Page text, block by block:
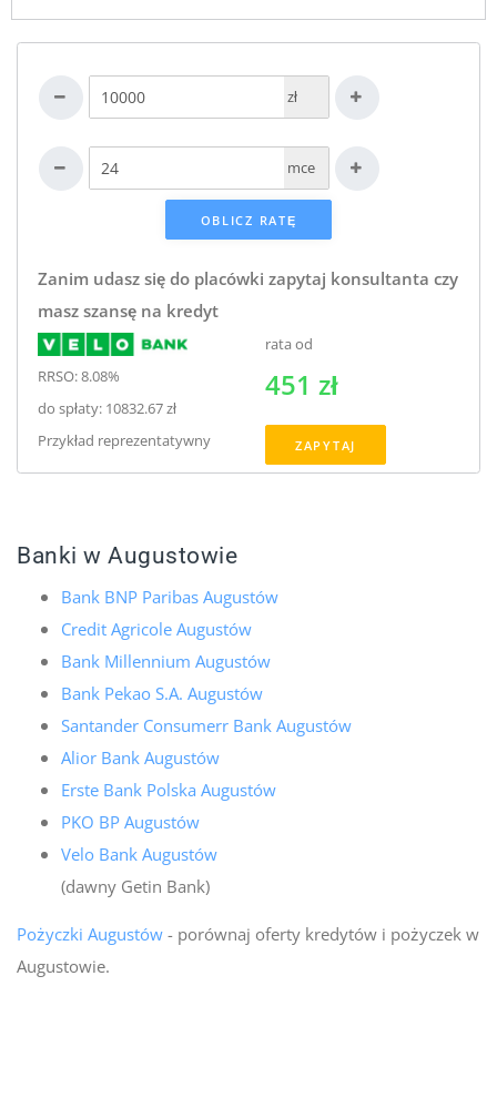
zł
mce
Zanim udasz się do placówki zapytaj konsultanta czy
masz szansę na kredyt
RRSO: 8.08%
do spłaty: 10832.67 zł
Przykład reprezentatywny
rata od
451 zł
ZAPYTAJ
Banki w Augustowie
Bank BNP Paribas Augustów
Credit Agricole Augustów
Bank Millennium Augustów
Bank Pekao S.A. Augustów
Santander Consumerr Bank Augustów
Alior Bank Augustów
Erste Bank Polska Augustów
PKO BP Augustów
Velo Bank Augustów
(dawny Getin Bank)
Pożyczki Augustów- porównaj oferty kredytów i pożyczek w
Augustowie.